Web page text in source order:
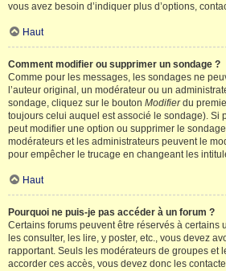
vous avez besoin d’indiquer plus d’options,
Haut
Comment modifier ou supprimer un sondage ?
Comme pour les messages, les sondages ne
l’auteur original, un modérateur ou un
sondage, cliquez sur le bouton Modifierdu
toujours celui auquel est associé le sondage). Si
peut modifier une option ou supprimer le
modérateurs et les administrateurs peuvent le
pour empêcher le trucage en changeant les
Haut
Pourquoi ne puis-je pas accéder à un forum ?
Certains forums peuvent être réservés à certains
les consulter, les lire, y poster, etc., vous devez
rapportant. Seuls les modérateurs de groupes et
accorder ces accès, vous devez donc les